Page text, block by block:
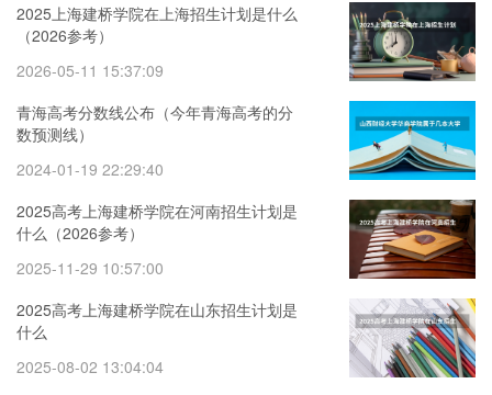
2025上海建桥学院在上海招生计划是什么
（2026参考）
2026-05-11 15:37:09
青海高考分数线公布（今年青海高考的分
数预测线）
2024-01-19 22:29:40
2025高考上海建桥学院在河南招生计划是
什么（2026参考）
2025-11-29 10:57:00
2025高考上海建桥学院在山东招生计划是
什么
2025-08-02 13:04:04